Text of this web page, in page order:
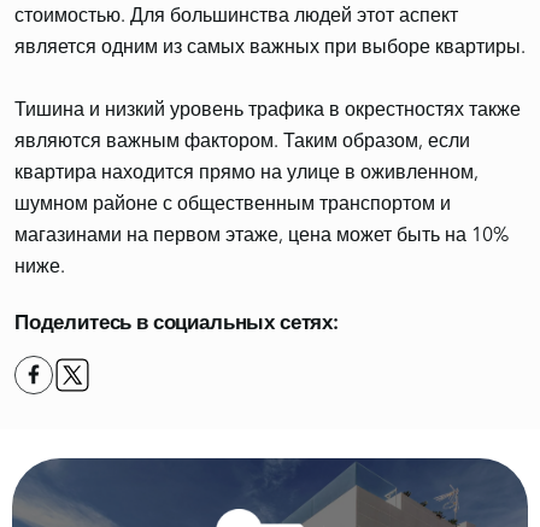
стоимостью. Для большинства людей этот аспект
является одним из самых важных при выборе квартиры.
Тишина и низкий уровень трафика в окрестностях также
являются важным фактором. Таким образом, если
квартира находится прямо на улице в оживленном,
шумном районе с общественным транспортом и
магазинами на первом этаже, цена может быть на 10%
ниже.
Поделитесь в социальных сетях: